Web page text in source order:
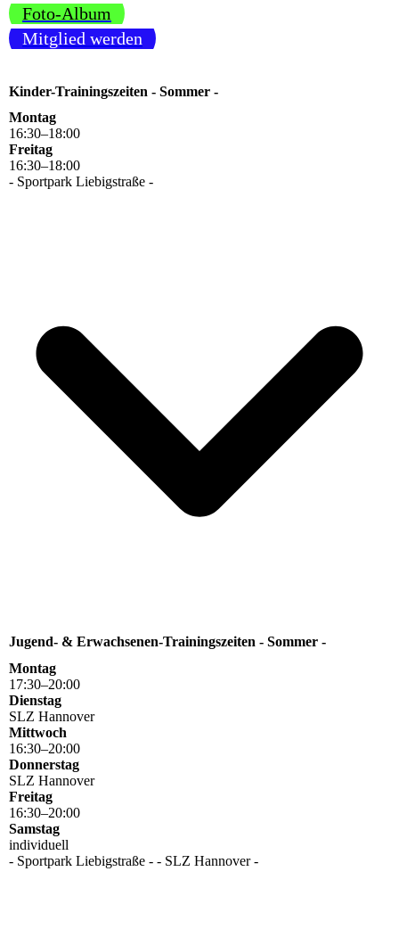
Foto-Album
Mitglied werden
Kinder-Trainingszeiten - Sommer -
Montag
16:30–18:00
Freitag
16:30–18:00
- Sportpark Liebigstraße -
Jugend- & Erwachsenen-Trainingszeiten - Sommer -
Montag
17:30–20:00
Dienstag
SLZ Hannover
Mittwoch
16:30–20:00
Donnerstag
SLZ Hannover
Freitag
16:30–20:00
Samstag
individuell
- Sportpark Liebigstraße - - SLZ Hannover -